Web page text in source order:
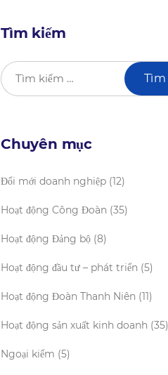
Tìm kiếm
Chuyên mục
Đổi mới doanh nghiệp (12)
Hoạt động Công Đoàn (35)
Hoạt động Đảng bộ (8)
Hoạt động đầu tư – phát triển (5)
Hoạt động Đoàn Thanh Niên (11)
Hoạt động sản xuất kinh doanh (35)
Ngoại kiểm (5)